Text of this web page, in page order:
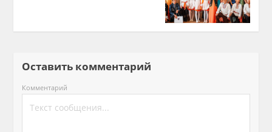
Оставить комментарий
Комментарий